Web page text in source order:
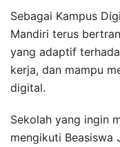
Sebagai Kampus
Mandiri terus
yang adaptif
kerja, dan mampu
digital.
Sekolah yang ingin
mengikuti Beasiswa